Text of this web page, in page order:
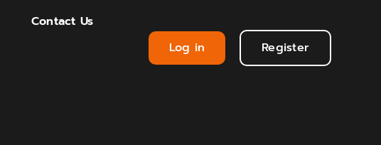
Contact Us
Log in Register